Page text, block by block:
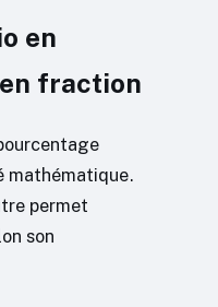
en
fraction
mathématique.
permet
son